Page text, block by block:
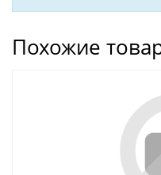
Похожие